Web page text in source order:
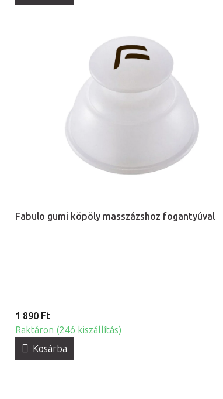
Fabulo gumi köpöly masszázshoz fogantyúval
1 890 Ft
Raktáron (24ó kiszállítás)
Kosárba